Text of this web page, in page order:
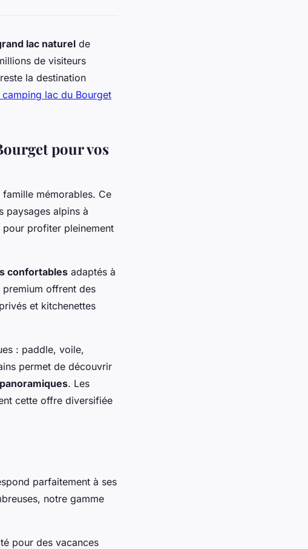
lac naturel de
de visiteurs
la destination
lac du Bourget
pour vos
mémorables. Ce
paysages alpins à
profiter pleinement
confortables adaptés à
offrent des
et kitchenettes
: paddle, voile,
permet de découvrir
. Les
cette offre diversifiée
parfaitement à ses
notre gamme
pour des vacances